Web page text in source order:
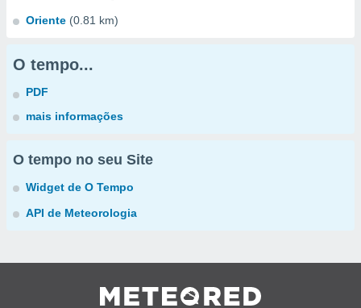
Oriente (0.81 km)
O tempo...
PDF
mais informações
O tempo no seu Site
Widget de O Tempo
API de Meteorologia